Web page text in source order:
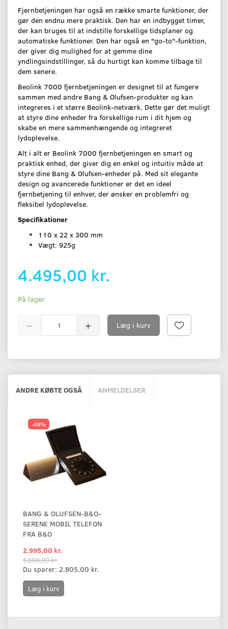
Fjernbetjeningen har også en række smarte funktioner, der
gør den endnu mere praktisk. Den har en indbygget timer,
der kan bruges til at indstille forskellige tidsplaner og
automatiske funktioner. Den har også en "go-to"-funktion,
der giver dig mulighed for at gemme dine
yndlingsindstillinger, så du hurtigt kan komme tilbage til
dem senere.
Beolink 7000 fjernbetjeningen er designet til at fungere
sammen med andre Bang & Olufsen-produkter og kan
integreres i et større Beolink-netværk. Dette gør det muligt
at styre dine enheder fra forskellige rum i dit hjem og
skabe en mere sammenhængende og integreret
lydoplevelse.
Alt i alt er Beolink 7000 fjernbetjeningen en smart og
praktisk enhed, der giver dig en enkel og intuitiv måde at
styre dine Bang & Olufsen-enheder på. Med sit elegante
design og avancerede funktioner er det en ideel
fjernbetjening til enhver, der ønsker en problemfri og
fleksibel lydoplevelse.
Specifikationer
110 x 22 x 300 mm
Vægt: 925g
4.495,00 kr.
På lager
Læg i kurv
ANDRE KØBTE OGSÅ ANMELDELSER
-48%
BANG & OLUFSEN-B&O-
SERENE MOBIL TELEFON
FRA B&O
2.995,00 kr.
5.800,00 kr.
Du sparer: 2.805,00 kr.
Læg i kurv